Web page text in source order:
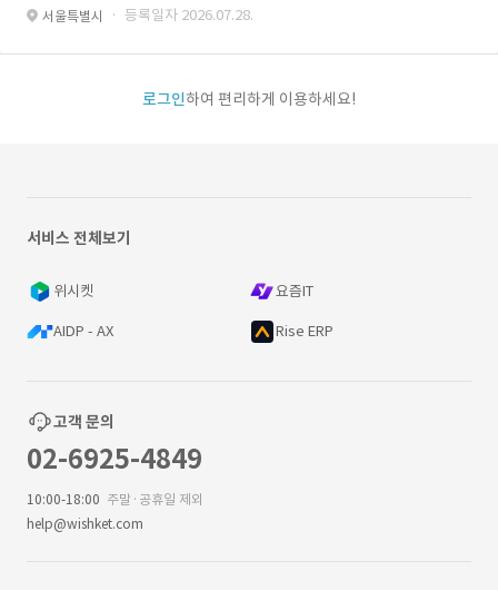
서울특별시 · 등록일자 2026.07.28.
로그인하여 편리하게 이용하세요!
서비스 전체보기
위시켓 요즘IT
AIDP - AX Rise ERP
고객 문의
02-6925-4849
10:00-18:00 주말·공휴일 제외
help@wishket.com